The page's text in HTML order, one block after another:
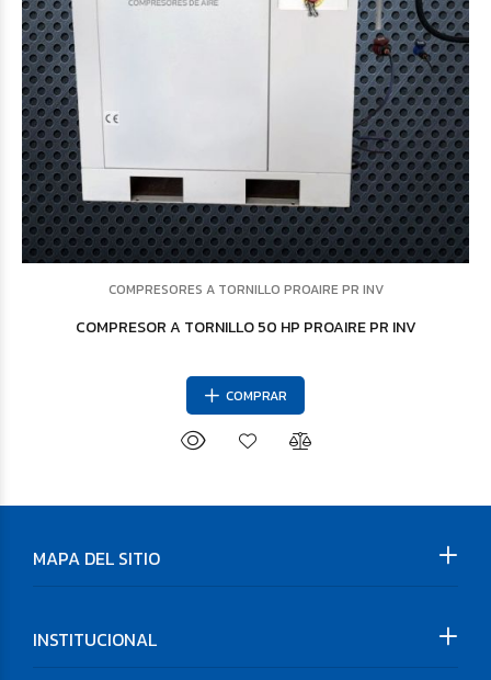
COMPRESORES A TORNILLO PROAIRE PR INV
COMPRESOR A TORNILLO 50 HP PROAIRE PR INV
COMPRAR
MAPA DEL SITIO
INSTITUCIONAL